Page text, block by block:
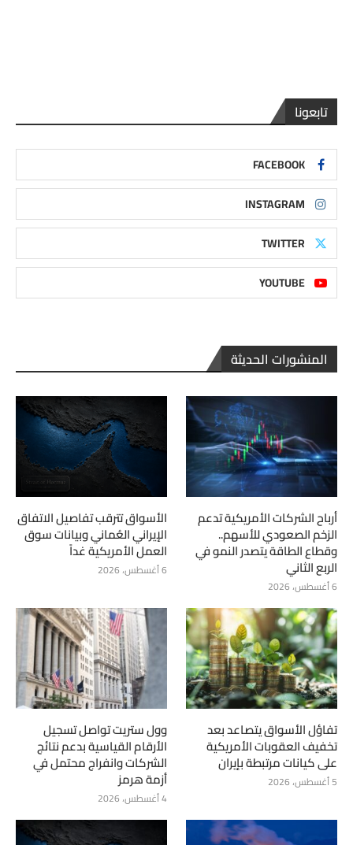
تابعونا
FACEBOOK
INSTAGRAM
TWITTER
YOUTUBE
المنشورات الحديثة
أرباح الشركات الأمريكية تدعم
الزخم الصعودي للأسهم..
وقطاع الطاقة يتصدر النمو في
الربع الثاني
6 أغسطس، 2026
الأسواق تترقب تفاصيل الاتفاق
الإيراني العُماني وبيانات سوق
العمل الأمريكية غداً
6 أغسطس، 2026
تفاؤل الأسواق يتصاعد بعد
تخفيف العقوبات الأمريكية
على كيانات مرتبطة بإيران
5 أغسطس، 2026
وول ستريت تواصل تسجيل
الأرقام القياسية بدعم نتائج
الشركات وانفراج محتمل في
أزمة هرمز
4 أغسطس، 2026